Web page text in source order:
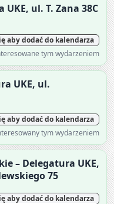
ul. T. Zana 38C
aby dodać do kalendarza
tym wydarzeniem
UKE, ul.
aby dodać do kalendarza
tym wydarzeniem
– Delegatura UKE,
75
aby dodać do kalendarza